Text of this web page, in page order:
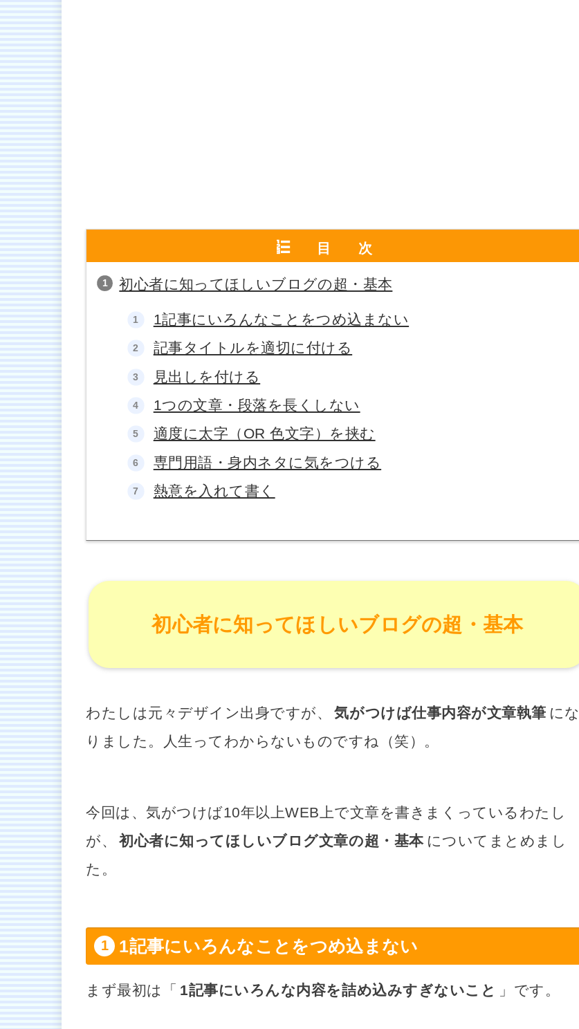
目次
初心者に知ってほしいブログの超・基本
1記事にいろんなことをつめ込まない
記事タイトルを適切に付ける
見出しを付ける
1つの文章・段落を長くしない
適度に太字（OR 色文字）を挟む
専門用語・身内ネタに気をつける
熱意を入れて書く
初心者に知ってほしいブログの超・基本
わたしは元々デザイン出身ですが、 気がつけば仕事内容が文章執筆 にな
りました。人生ってわからないものですね（笑）。
今回は、気がつけば10年以上WEB上で文章を書きまくっているわたし
が、
初心者に知ってほしいブログ文章の超・基本 についてまとめまし
た。
1記事にいろんなことをつめ込まない
まず最初は「 1記事にいろんな内容を詰め込みすぎないこと 」です。